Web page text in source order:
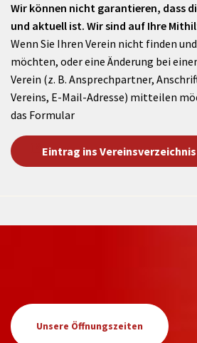
Wir können nicht garantieren, dass
und aktuell ist. Wir sind auf Ihre
Wenn Sie Ihren Verein nicht finden
möchten, oder eine Änderung bei
Verein (z. B. Ansprechpartner,
Vereins, E-Mail-Adresse) mitteilen
das Formular
Eintrag ins Vereinsverzeichnis
Unsere Öffnungszeiten